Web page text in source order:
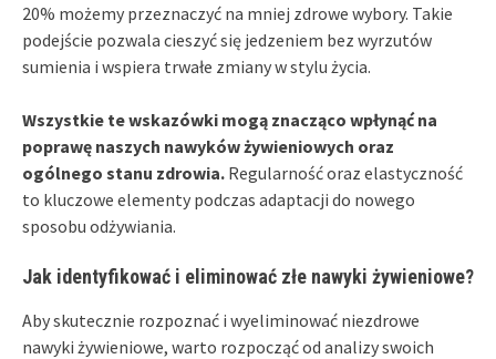
20% możemy przeznaczyć na mniej zdrowe wybory. Takie
podejście pozwala cieszyć się jedzeniem bez wyrzutów
sumienia i wspiera trwałe zmiany w stylu życia.
Wszystkie te wskazówki mogą znacząco wpłynąć na
poprawę naszych nawyków żywieniowych oraz
ogólnego stanu zdrowia. Regularność oraz elastyczność
to kluczowe elementy podczas adaptacji do nowego
sposobu odżywiania.
Jak identyfikować i eliminować złe nawyki żywieniowe?
Aby skutecznie rozpoznać i wyeliminować niezdrowe
nawyki żywieniowe, warto rozpocząć od analizy swoich